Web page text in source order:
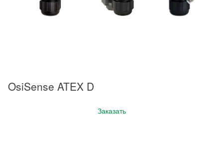
OsiSense ATEX D
Заказать